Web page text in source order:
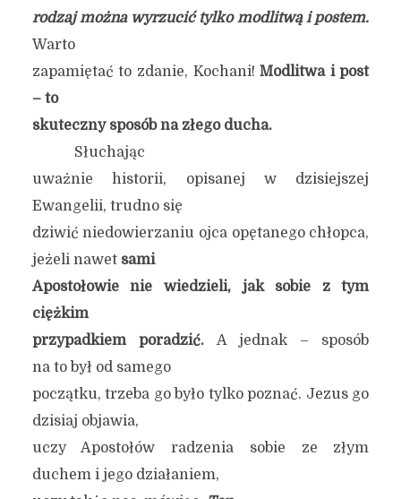
rodzaj można wyrzucić tylko modlitwą i postem.
Warto
zapamiętać to zdanie, Kochani!Modlitwa i post
– to
skutecznysposób na złego ducha.
Słuchając
uważnie historii, opisanej w dzisiejszej
Ewangelii, trudno się
dziwić niedowierzaniu ojca opętanego chłopca,
jeżeli nawet sami
Apostołowie nie wiedzieli, jak sobie z tym
ciężkim
przypadkiem poradzić. A jednak – sposób
na to był od samego
początku, trzeba go było tylko poznać. Jezus go
dzisiaj objawia,
uczy Apostołów radzenia sobie ze złym
duchem i jego działaniem,